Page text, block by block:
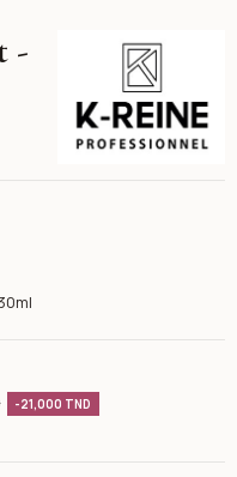
-
-21,000 TND